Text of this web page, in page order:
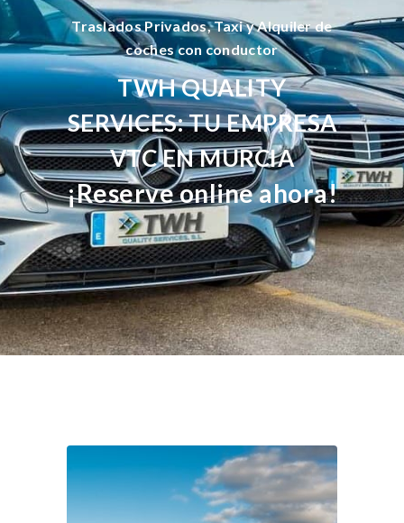
Traslados Privados, Taxi y Alquiler de
coches con conductor
TWH QUALITY
SERVICES: TU EMPRESA
VTC EN MURCIA
¡Reserve online ahora!